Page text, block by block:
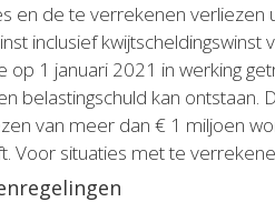
en de te verrekenen
inclusief
op 1 januari 2021 in werking
belastingschuld kan
van meer dan € 1 miljoen
Voor situaties met te